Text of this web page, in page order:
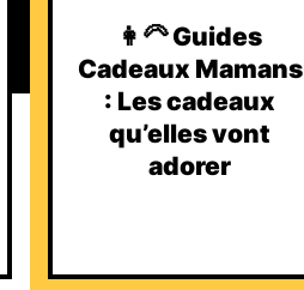
👩‍🦳 Guides
Cadeaux Mamans
: Les cadeaux
qu’elles vont
adorer